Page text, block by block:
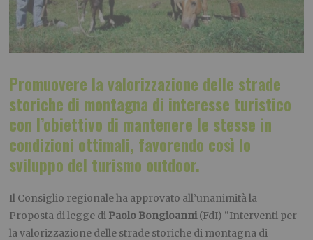
Promuovere la valorizzazione delle strade
storiche di montagna di interesse turistico
con l’obiettivo di mantenere le stesse in
condizioni ottimali, favorendo così lo
sviluppo del turismo outdoor.
Il Consiglio regionale ha approvato all’unanimità la
Proposta di legge di Paolo Bongioanni(FdI) “Interventi per
la valorizzazione delle strade storiche di montagna di